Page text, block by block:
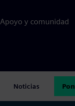
Apoyo y comunidad
Noticias